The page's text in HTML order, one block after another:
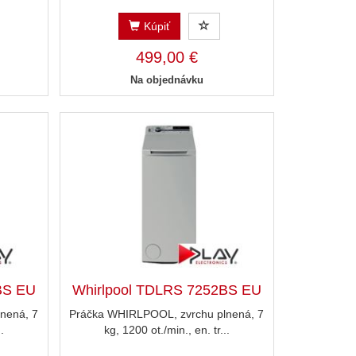
Kúpiť
499,00 €
Na objednávku
EU
7
Whirlpool TDLRS 7252BS EU
Práčka WHIRLPOOL, zvrchu plnená, 7
kg, 1200 ot./min., en. tr...